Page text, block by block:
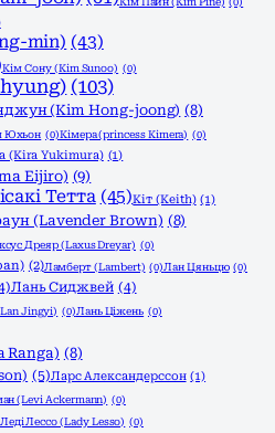
min) (43)
Кім Сону (Kim Sunoo) (0)
(103)
(Kim Hong-joong) (8)
Юхьон (0)Кімера (princess Kimera) (0)
(Kira Yukimura) (1)
Eijiro) (9)
Тетта (45)Кіт (Keith) (1)
(Lavender Brown) (8)
Дреяр (Laxus Dreyar) (0)
(2)Ламберт (Lambert) (0)Лан Цяньцю (0)
Лань Сиджвей (4)
Jingyi) (0)Лань Ціжень (0)
Ranga) (8)
(5)Ларс Александерссон (1)
(Levi Ackermann) (0)
Леді Лессо (Lady Lesso) (0)